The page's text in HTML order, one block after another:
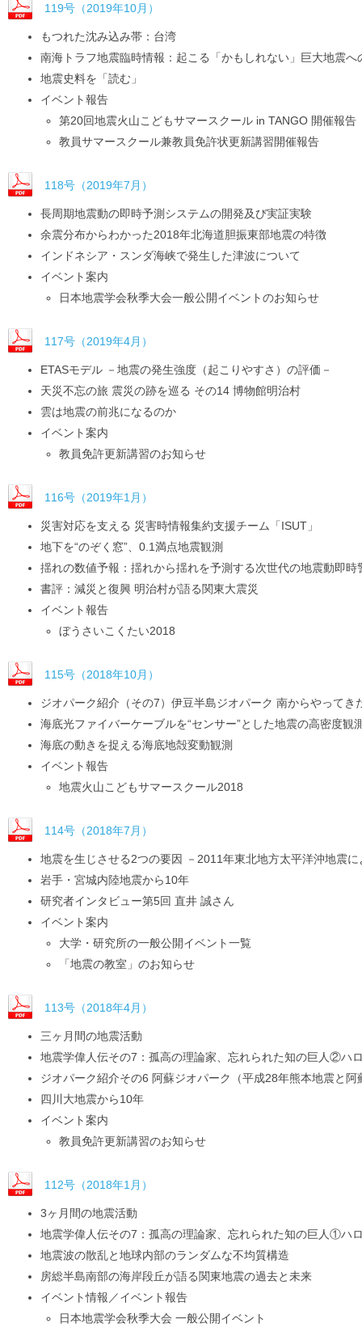
119号（2019年10月）
もつれた沈み込み帯：台湾
南海トラフ地震臨時情報：起こる「かもしれない」巨大地震へ
地震史料を「読む」
イベント報告
第20回地震火山こどもサマースクール in TANGO 開催報告
教員サマースクール兼教員免許状更新講習開催報告
118号（2019年7月）
長周期地震動の即時予測システムの開発及び実証実験
余震分布からわかった2018年北海道胆振東部地震の特徴
インドネシア・スンダ海峡で発生した津波について
イベント案内
日本地震学会秋季大会一般公開イベントのお知らせ
117号（2019年4月）
ETASモデル －地震の発生強度（起こりやすさ）の評価－
天災不忘の旅 震災の跡を巡る その14 博物館明治村
雲は地震の前兆になるのか
イベント案内
教員免許更新講習のお知らせ
116号（2019年1月）
災害対応を支える 災害時情報集約支援チーム「ISUT」
地下を“のぞく窓”、0.1満点地震観測
揺れの数値予報：揺れから揺れを予測する次世代の地震動即時
書評：減災と復興 明治村が語る関東大震災
イベント報告
ぼうさいこくたい2018
115号（2018年10月）
ジオパーク紹介（その7）伊豆半島ジオパーク 南からやってき
海底光ファイバーケーブルを“センサー”とした地震の高密度観
海底の動きを捉える海底地殻変動観測
イベント報告
地震火山こどもサマースクール2018
114号（2018年7月）
地震を生じさせる2つの要因 －2011年東北地方太平洋沖地震
岩手・宮城内陸地震から10年
研究者インタビュー第5回 直井 誠さん
イベント案内
大学・研究所の一般公開イベント一覧
「地震の教室」のお知らせ
113号（2018年4月）
三ヶ月間の地震活動
地震学偉人伝その7：孤高の理論家、忘れられた知の巨人②ハ
ジオパーク紹介その6 阿蘇ジオパーク（平成28年熊本地震と阿
四川大地震から10年
イベント案内
教員免許更新講習のお知らせ
112号（2018年1月）
3ヶ月間の地震活動
地震学偉人伝その7：孤高の理論家、忘れられた知の巨人①ハ
地震波の散乱と地球内部のランダムな不均質構造
房総半島南部の海岸段丘が語る関東地震の過去と未来
イベント情報／イベント報告
日本地震学会秋季大会 一般公開イベント